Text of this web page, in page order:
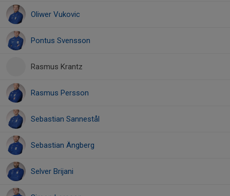
Oliwer Vukovic
Pontus Svensson
Rasmus Krantz
Rasmus Persson
Sebastian Sannestål
Sebastian Ängberg
Selver Brijani